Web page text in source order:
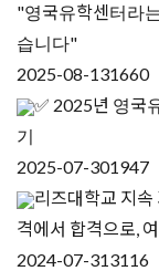
"영국유학센터라
습니다"
2025-08-131660
✅ 2025년 영국
기
2025-07-301947
리즈대학교 지
격에서 합격으로,
2024-07-313116